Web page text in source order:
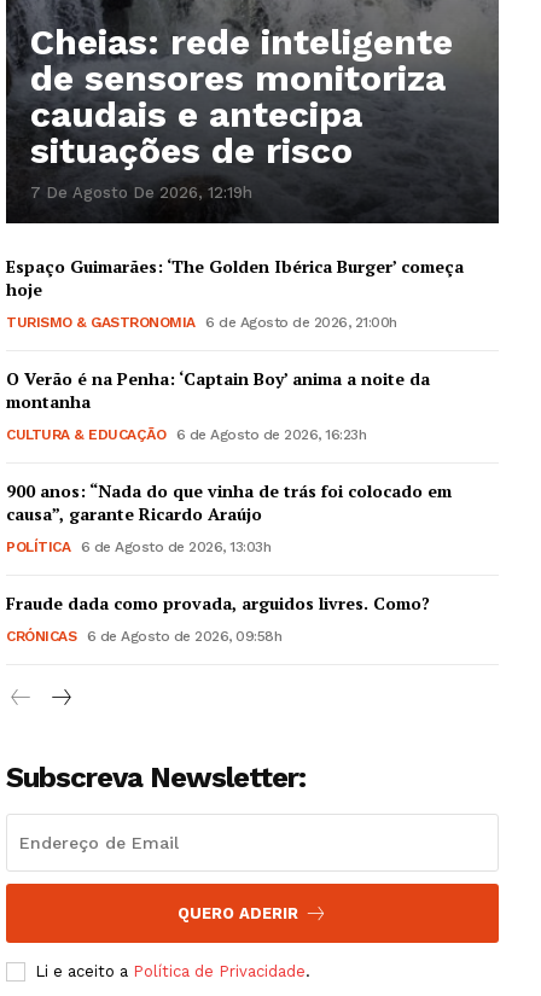
Guimarães, agora!
Institucional
Artigos
Edição Digital
Cheias: rede inteligente
de sensores monitoriza
caudais e antecipa
situações de risco
7 De Agosto De 2026, 12:19h
Espaço Guimarães: ‘The Golden Ibérica Burger’ começa
hoje
TURISMO & GASTRONOMIA 6 de Agosto de 2026, 21:00h
O Verão é na Penha: ‘Captain Boy’ anima a noite da
montanha
CULTURA & EDUCAÇÃO 6 de Agosto de 2026, 16:23h
900 anos: “Nada do que vinha de trás foi colocado em
causa”, garante Ricardo Araújo
POLÍTICA 6 de Agosto de 2026, 13:03h
Fraude dada como provada, arguidos livres. Como?
CRÓNICAS 6 de Agosto de 2026, 09:58h
Subscreva Newsletter:
QUERO ADERIR
Li e aceito a Política de Privacidade.